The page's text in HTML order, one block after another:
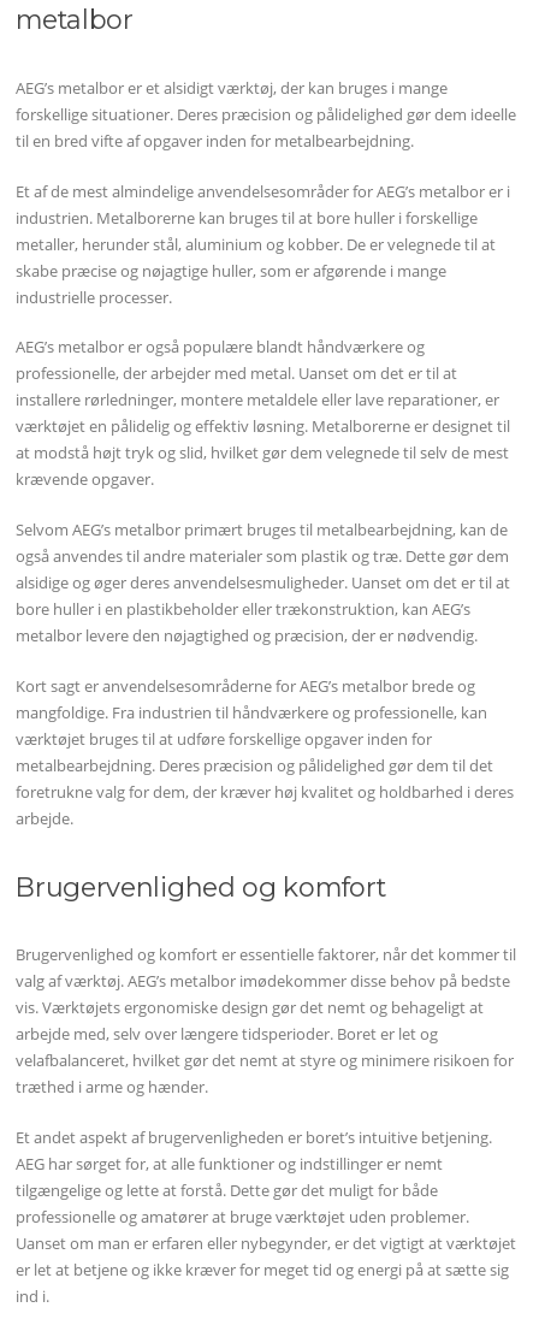
metalbor
AEG’s metalbor er et alsidigt værktøj, der kan bruges i mange
forskellige situationer. Deres præcision og pålidelighed gør dem ideelle
til en bred vifte af opgaver inden for metalbearbejdning.
Et af de mest almindelige anvendelsesområder for AEG’s metalbor er i
industrien. Metalborerne kan bruges til at bore huller i forskellige
metaller, herunder stål, aluminium og kobber. De er velegnede til at
skabe præcise og nøjagtige huller, som er afgørende i mange
industrielle processer.
AEG’s metalbor er også populære blandt håndværkere og
professionelle, der arbejder med metal. Uanset om det er til at
installere rørledninger, montere metaldele eller lave reparationer, er
værktøjet en pålidelig og effektiv løsning. Metalborerne er designet til
at modstå højt tryk og slid, hvilket gør dem velegnede til selv de mest
krævende opgaver.
Selvom AEG’s metalbor primært bruges til metalbearbejdning, kan de
også anvendes til andre materialer som plastik og træ. Dette gør dem
alsidige og øger deres anvendelsesmuligheder. Uanset om det er til at
bore huller i en plastikbeholder eller trækonstruktion, kan AEG’s
metalbor levere den nøjagtighed og præcision, der er nødvendig.
Kort sagt er anvendelsesområderne for AEG’s metalbor brede og
mangfoldige. Fra industrien til håndværkere og professionelle, kan
værktøjet bruges til at udføre forskellige opgaver inden for
metalbearbejdning. Deres præcision og pålidelighed gør dem til det
foretrukne valg for dem, der kræver høj kvalitet og holdbarhed i deres
arbejde.
Brugervenlighed og komfort
Brugervenlighed og komfort er essentielle faktorer, når det kommer til
valg af værktøj. AEG’s metalbor imødekommer disse behov på bedste
vis. Værktøjets ergonomiske design gør det nemt og behageligt at
arbejde med, selv over længere tidsperioder. Boret er let og
velafbalanceret, hvilket gør det nemt at styre og minimere risikoen for
træthed i arme og hænder.
Et andet aspekt af brugervenligheden er boret’s intuitive betjening.
AEG har sørget for, at alle funktioner og indstillinger er nemt
tilgængelige og lette at forstå. Dette gør det muligt for både
professionelle og amatører at bruge værktøjet uden problemer.
Uanset om man er erfaren eller nybegynder, er det vigtigt at værktøjet
er let at betjene og ikke kræver for meget tid og energi på at sætte sig
ind i.